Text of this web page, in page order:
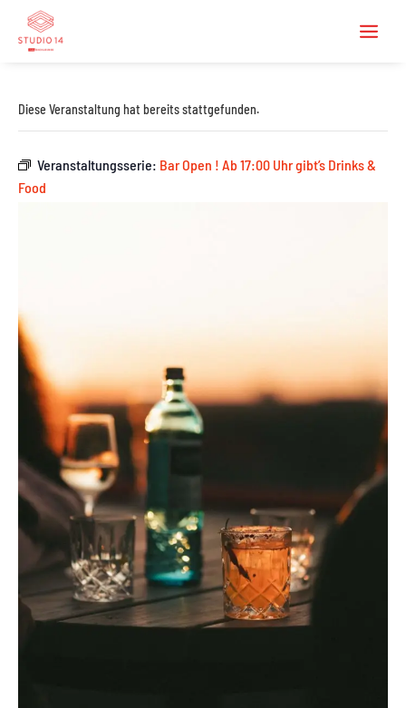
Diese Veranstaltung hat bereits stattgefunden.
Veranstaltungsserie: Bar Open ! Ab 17:00 Uhr gibt’s Drinks &
Food